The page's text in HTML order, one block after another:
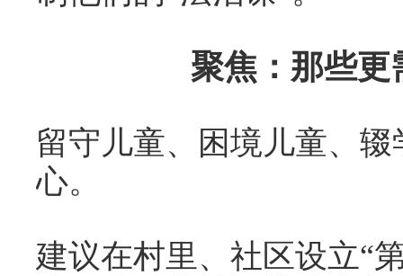
聚焦：那些更
留守儿童、困境儿童、
心。
建议在村里、社区设立“